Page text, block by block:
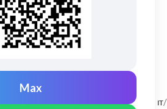
Max
Металлический сайдинг и софит